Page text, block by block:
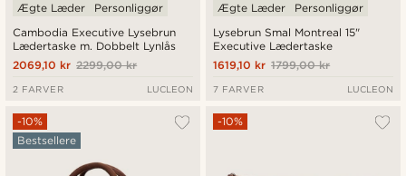
Cambodia Executive Lysebrun
Lædertaske m. Dobbelt Lynlås
Ægte Læder Personliggør
2299,00 kr
2069,10 kr
2 FARVER LUCLEON
Lysebrun Smal Montreal 15"
Executive Lædertaske
Ægte Læder Personliggør
1799,00 kr
1619,10 kr
7 FARVER LUCLEON
-10%
Bestsellere
-10%